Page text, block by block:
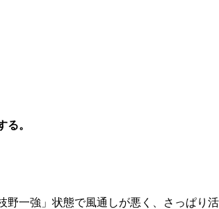
る。
野一強」状態で風通しが悪く、さっぱり活